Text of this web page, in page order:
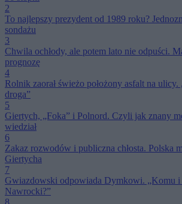
2
To najlepszy prezydent od 1989 roku?
sondażu
3
Chwila ochłody, ale potem lato nie odpuści.
prognozę
4
Rolnik zaorał świeżo położony asfalt na
droga”
5
Giertych, „Foka” i Polnord. Czyli jak znany
wiedział
6
Zakaz rozwodów i publiczna chłosta. Polska
Giertycha
7
Gwiazdowski odpowiada Dymkowi. „Komu i
Nawrocki?”